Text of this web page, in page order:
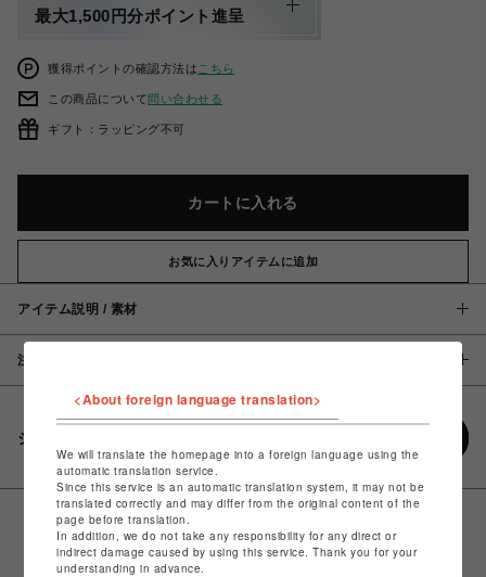
最大1,500円分ポイント進呈
獲得ポイントの確認方法は こちら
この商品について問い合わせる
ギフト：ラッピング不可
カートに入れる
お気に入りアイテムに追加
アイテム説明 / 素材
注意事項
シェアする
<About foreign language translation>
We will translate the homepage into a foreign language using the
automatic translation service.
Since this service is an automatic translation system, it may not be
translated correctly and may differ from the original content of the
page before translation.
In addition, we do not take any responsibility for any direct or
indirect damage caused by using this service. Thank you for your
understanding in advance.